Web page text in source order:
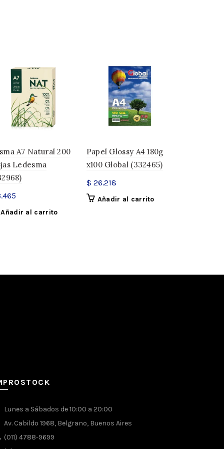
envío gratis!
Art-jet A4 100 Gramos X 100 Hojas Previene El
a la humedad.
A7 Natural 200
Ledesma
Añadir al carrito
Papel Glossy A4 180g
x100 Global (332465)
$ 26.218
Añadir al carrito
Lunes a Sábados de 10:00 a 20:00
Av. Cabildo 1968, Belgrano, Buenos Aires
(011) 4788-9699